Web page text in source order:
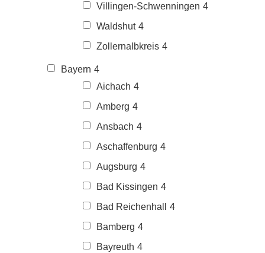
Villingen-Schwenningen 4
Waldshut 4
Zollernalbkreis 4
Bayern 4
Aichach 4
Amberg 4
Ansbach 4
Aschaffenburg 4
Augsburg 4
Bad Kissingen 4
Bad Reichenhall
4
Bamberg 4
Bayreuth 4